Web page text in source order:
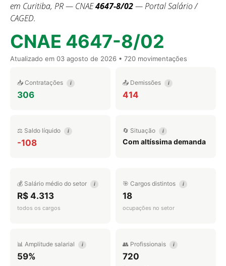
em Curitiba, PR — CNAE4647-8/02— Portal Salário /
CAGED.
CNAE 4647-8/02
Atualizado em 03 agosto de 2026 • 720 movimentações
📥 Contratações i
306
📤 Demissões i
414
⚖️ Saldo líquido i
-108
🔄 Situação i
Com altíssima demanda
💰 Salário médio do setor i
R$ 4.313
todos os cargos
🎯 Cargos distintos i
18
ocupações no setor
📊 Amplitude salarial i
59%
👥 Profissionais i
720